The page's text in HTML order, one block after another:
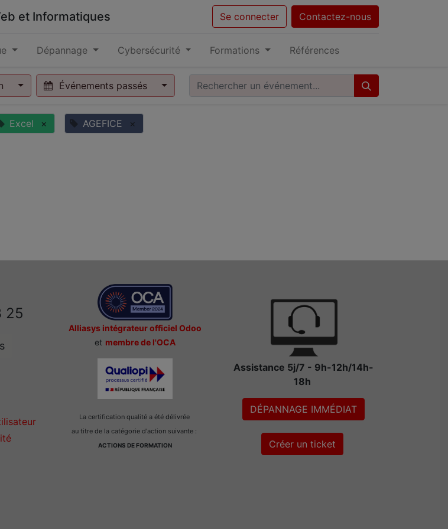
et Informatiques Se connecter Contactez-nous
Dépannage Cybersécurité Formations Références
Événements passés
Excel × AGEFICE ×
25
Alliasys intégrateur officiel Odoo
et membre de l'OCA
La certification qualité a été délivrée
au titre de la catégorie d'action suivante :
ACTIONS DE FORMATION
Assistance 5j/7 - 9h-12h/14h-
18h
DÉPANNAGE IMMÉDIAT
Créer un ticket